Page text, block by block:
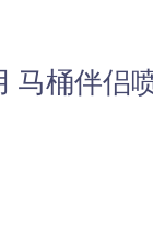
马桶伴侣